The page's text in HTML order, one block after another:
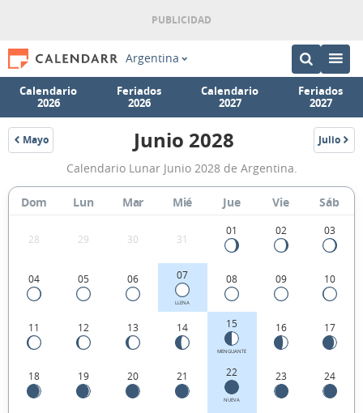
Argentina
Calendario
2026
Feriados
2026
Calendario
2027
Feriados
2027
Mayo
2028
Calendario
Lunar
Junio
Argentina.
Junio 2028 Julio
2028
Calendario Lunar Junio 2028 de Argentina.
Dom Lun Mar Mié Jue Vie Sáb
28 29 30 31
01 02 03
04 05 06 07
LLENA
08 09 10
11 12 13 14 15
MENGUANTE
16 17
18 19 20 21 22
NUEVA
23 24